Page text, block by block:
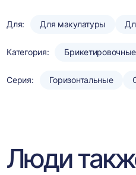
Для: Для макулатуры
Категория: Брикетировочные
Серия: Горизонтальные
Люди